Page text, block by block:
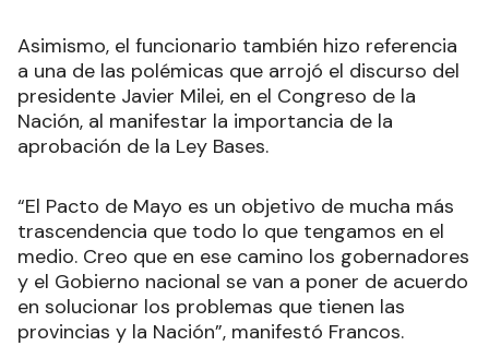
Asimismo, el funcionario también hizo referencia
a una de las polémicas que arrojó el discurso del
presidente Javier Milei, en el Congreso de la
Nación, al manifestar la importancia de la
aprobación de la Ley Bases.
“El Pacto de Mayo es un objetivo de mucha más
trascendencia que todo lo que tengamos en el
medio. Creo que en ese camino los gobernadores
y el Gobierno nacional se van a poner de acuerdo
en solucionar los problemas que tienen las
provincias y la Nación”, manifestó Francos.